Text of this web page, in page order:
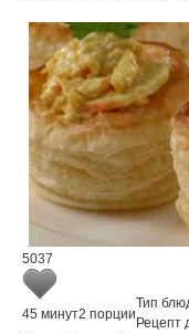
5037
45 минут2 порции
Тип
Рецепт